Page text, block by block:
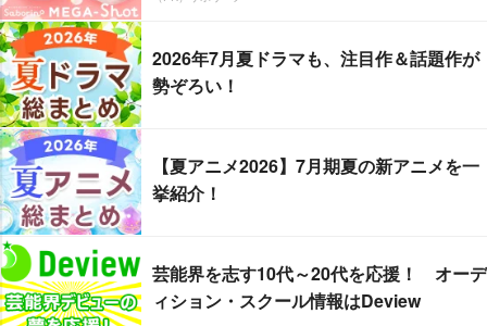
2026年7月夏ドラマも、注目作＆話題作が
勢ぞろい！
【夏アニメ2026】7月期夏の新アニメを一
挙紹介！
芸能界を志す10代～20代を応援！ オーデ
ィション・スクール情報はDeview